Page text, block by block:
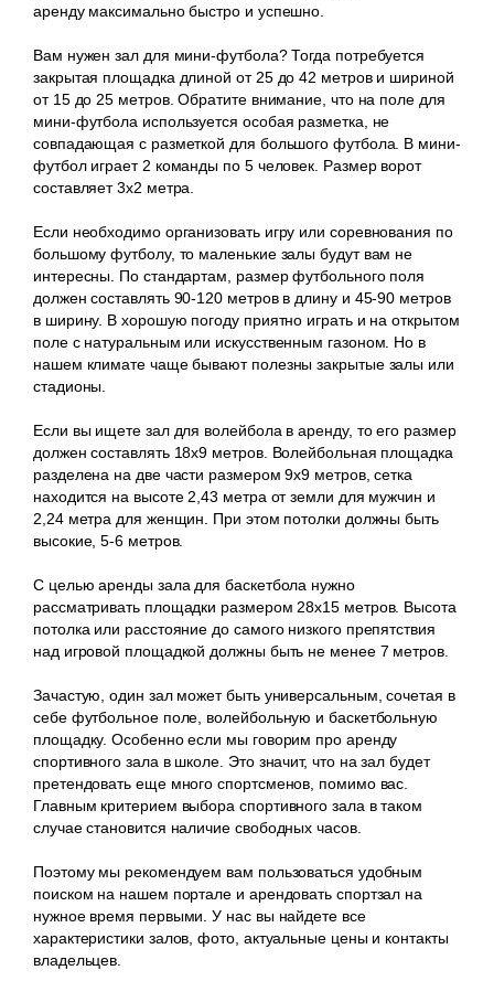
аренду максимально быстро и успешно.
Вам нужен зал для мини-футбола? Тогда потребуется
закрытая площадка длиной от 25 до 42 метров и шириной
от 15 до 25 метров. Обратите внимание, что на поле для
мини-футбола используется особая разметка, не
совпадающая с разметкой для большого футбола. В мини-
футбол играет 2 команды по 5 человек. Размер ворот
составляет 3х2 метра.
Если необходимо организовать игру или соревнования по
большому футболу, то маленькие залы будут вам не
интересны. По стандартам, размер футбольного поля
должен составлять 90-120 метров в длину и 45-90 метров
в ширину. В хорошую погоду приятно играть и на открытом
поле с натуральным или искусственным газоном. Но в
нашем климате чаще бывают полезны закрытые залы или
стадионы.
Если вы ищете зал для волейбола в аренду, то его размер
должен составлять 18х9 метров. Волейбольная площадка
разделена на две части размером 9х9 метров, сетка
находится на высоте 2,43 метра от земли для мужчин и
2,24 метра для женщин. При этом потолки должны быть
высокие, 5-6 метров.
С целью аренды зала для баскетбола нужно
рассматривать площадки размером 28х15 метров. Высота
потолка или расстояние до самого низкого препятствия
над игровой площадкой должны быть не менее 7 метров.
Зачастую, один зал может быть универсальным, сочетая в
себе футбольное поле, волейбольную и баскетбольную
площадку. Особенно если мы говорим про аренду
спортивного зала в школе. Это значит, что на зал будет
претендовать еще много спортсменов, помимо вас.
Главным критерием выбора спортивного зала в таком
случае становится наличие свободных часов.
Поэтому мы рекомендуем вам пользоваться удобным
поиском на нашем портале и арендовать спортзал на
нужное время первыми. У нас вы найдете все
характеристики залов, фото, актуальные цены и контакты
владельцев.